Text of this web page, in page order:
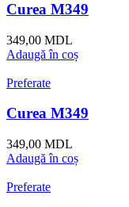
Curea M349
349,00 MDL
Adaugă în coș
Preferate
Curea M349
349,00 MDL
Adaugă în coș
Preferate